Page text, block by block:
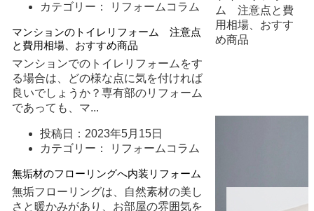
カテゴリー： リフォームコラム
マンションのトイレリフォーム 注意点
と費用相場、おすすめ商品
マンションでのトイレリフォームをす
る場合は、どの様な点に気を付ければ
良いでしょうか？専有部のリフォーム
であっても、マ...
投稿日： 2023年5月15日
カテゴリー： リフォームコラム
無垢材のフローリングへ内装リフォーム
無垢フローリングは、自然素材の美し
さと暖かみがあり、お部屋の雰囲気を